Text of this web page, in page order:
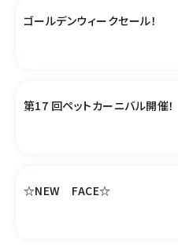
ゴールデンウィークセール！
第17 回ペットカーニバル開催！
☆NEW FACE☆